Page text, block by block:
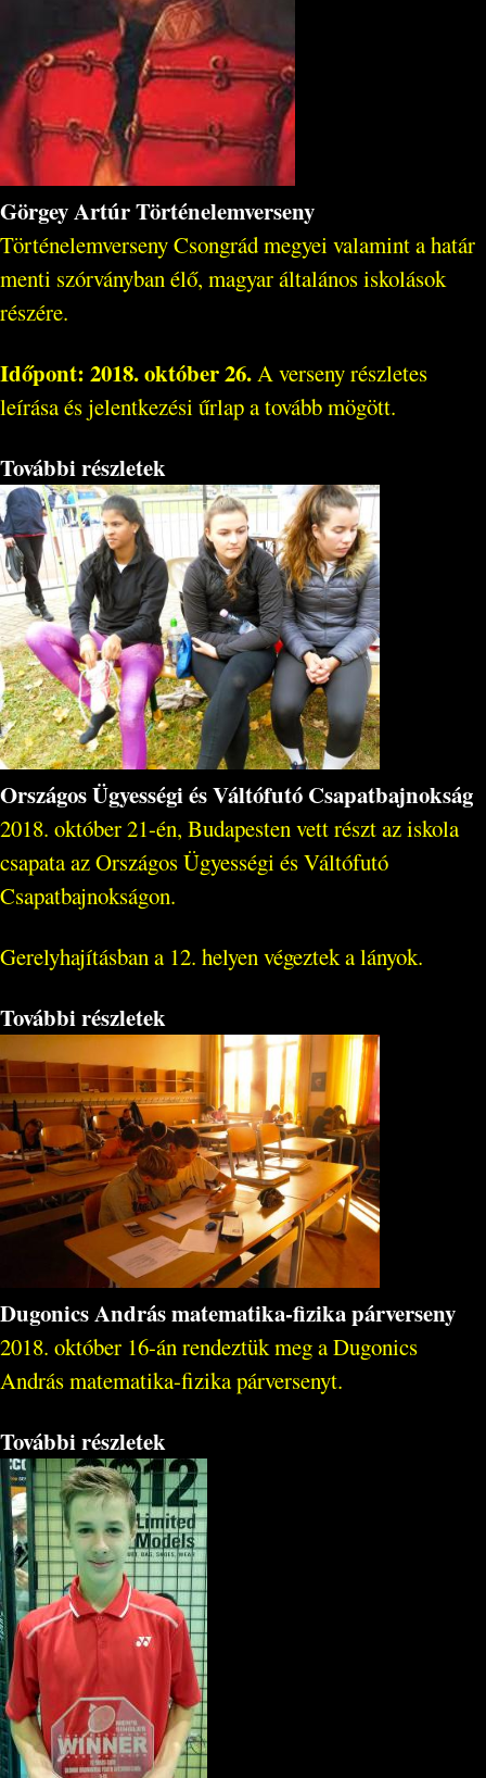
Görgey Artúr Történelemverseny
Történelemverseny Csongrád megyei valamint a határ
menti szórványban élő, magyar általános iskolások
részére.
Időpont: 2018. október 26.A verseny részletes
leírása és jelentkezési űrlap a tovább mögött.
További részletek
Országos Ügyességi és Váltófutó Csapatbajnokság
2018. október 21-én, Budapesten vett részt az iskola
csapata az Országos Ügyességi és Váltófutó
Csapatbajnokságon.
Gerelyhajításban a 12. helyen végeztek a lányok.
További részletek
Dugonics András matematika-fizika párverseny
2018. október 16-án rendeztük meg a Dugonics
András matematika-fizika párversenyt.
További részletek